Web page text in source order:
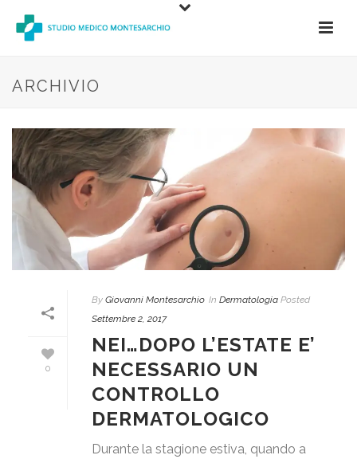
ARCHIVIO
0
By Giovanni Montesarchio In Dermatologia Posted
Settembre 2, 2017
NEI…DOPO L’ESTATE E’
NECESSARIO UN
CONTROLLO
DERMATOLOGICO
Durante la stagione estiva, quando a